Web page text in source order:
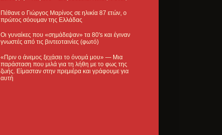
Πέθανε ο Γιώργος Μαρίνος σε ηλικία 87 ετών, ο
πρώτος σόουμαν της Ελλάδας
Οι γυναίκες που «σημάδεψαν» τα 80's και έγιναν
γνωστές από τις βιντεοταινίες (φωτό)
«Πριν ο άνεμος ξεχάσει το όνομά μου» — Μια
παράσταση που μιλά για τη λήθη με το φως της
ζωής. Είμασταν στην πρεμιέρα και γράφουμε για
αυτή